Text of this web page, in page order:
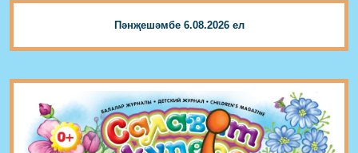
Пәнҗешәмбе 6.08.2026 ел